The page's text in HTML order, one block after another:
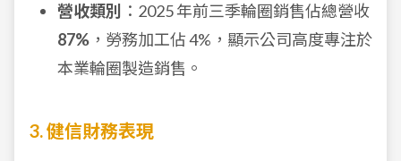
營收類別
：2025 年前三季輪圈銷售佔總營收
87% ，勞務加工佔 4%，顯示公司高度專注於
本業輪圈製造銷售。
3. 健信財務表現